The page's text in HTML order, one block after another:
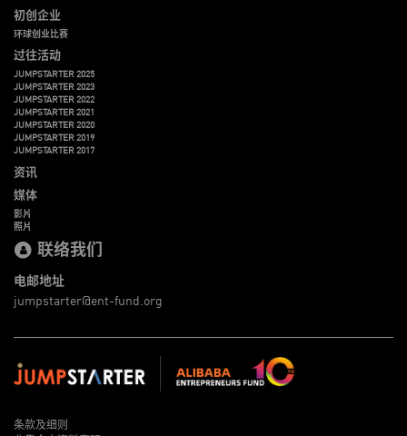
初创企业
环球创业比赛
过往活动
JUMPSTARTER 2025
JUMPSTARTER 2023
JUMPSTARTER 2022
JUMPSTARTER 2021
JUMPSTARTER 2020
JUMPSTARTER 2019
JUMPSTARTER 2017
资讯
媒体
影片
照片
联络我们
电邮地址
jumpstarter@ent-fund.org
条款及细则